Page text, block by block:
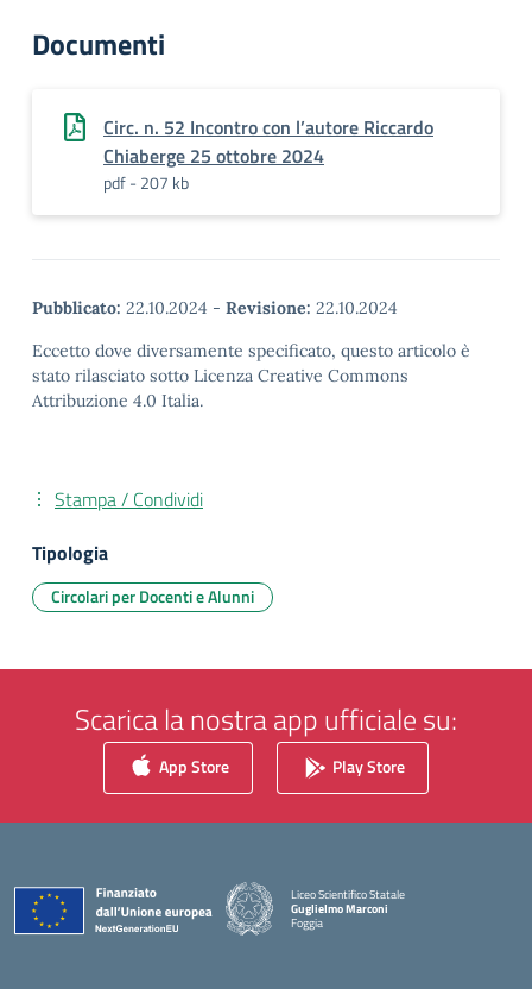
Documenti
Circ. n. 52 Incontro con l’autore Riccardo
Chiaberge 25 ottobre 2024
pdf - 207 kb
Pubblicato: 22.10.2024 - Revisione: 22.10.2024
Eccetto dove diversamente specificato, questo articolo è
stato rilasciato sotto Licenza Creative Commons
Attribuzione 4.0 Italia.
Stampa / Condividi
Tipologia
Circolari per Docenti e Alunni
Scarica la nostra app ufficiale su:
App Store Play Store
Liceo Scientifico Statale
Guglielmo Marconi
Foggia
— Visita la pagina iniziale della scuola